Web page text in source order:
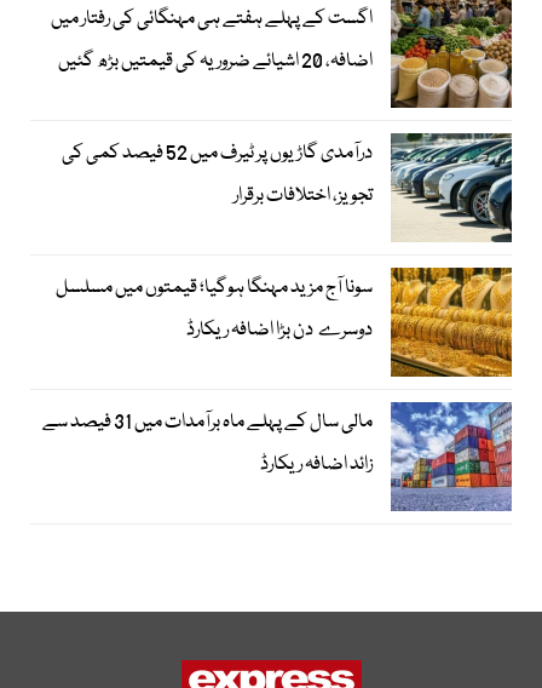
اگست کے پہلے ہفتے ہی مہنگائی کی رفتار میں
اضافہ، 20 اشیائے ضروریہ کی قیمتیں بڑھ گئیں
درآمدی گاڑیوں پر ٹیرف میں 52 فیصد کمی کی
تجویز، اختلافات برقرار
سونا آج مزید مہنگا ہوگیا؛ قیمتوں میں مسلسل
دوسرے دن بڑا اضافہ ریکارڈ
مالی سال کے پہلے ماہ برآمدات میں 31 فیصد سے
زائد اضافہ ریکارڈ